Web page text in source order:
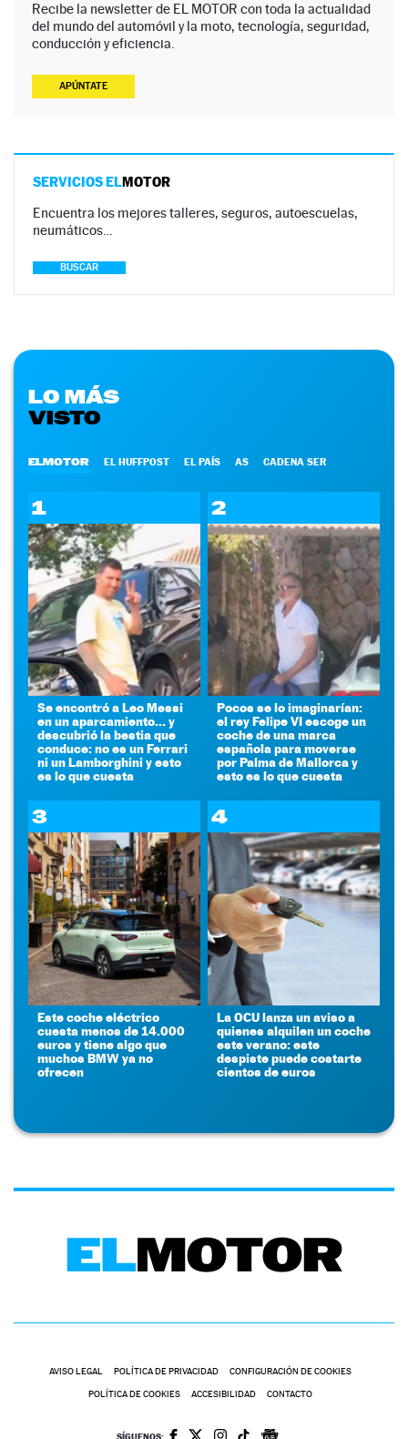
Recibe la newsletter de EL MOTOR con toda la actualidad
del mundo del automóvil y la moto, tecnología, seguridad,
conducción y eficiencia.
APÚNTATE
SERVICIOS ELMOTOR
Encuentra los mejores talleres, seguros, autoescuelas,
neumáticos…
BUSCAR
LO MÁS
VISTO
ELMOTOR EL HUFFPOST EL PAÍS AS CADENA SER
1
Se encontró a Leo Messi
en un aparcamiento... y
descubrió la bestia que
conduce: no es un Ferrari
ni un Lamborghini y esto
es lo que cuesta
2
Pocos se lo imaginarían:
el rey Felipe VI escoge un
coche de una marca
española para moverse
por Palma de Mallorca y
esto es lo que cuesta
3
Este coche eléctrico
cuesta menos de 14.000
euros y tiene algo que
muchos BMW ya no
ofrecen
4
La OCU lanza un aviso a
quienes alquilen un coche
este verano: este
despiste puede costarte
cientos de euros
AVISO LEGAL POLÍTICA DE PRIVACIDAD CONFIGURACIÓN DE COOKIES
POLÍTICA DE COOKIES ACCESIBILIDAD CONTACTO
SÍGUENOS: